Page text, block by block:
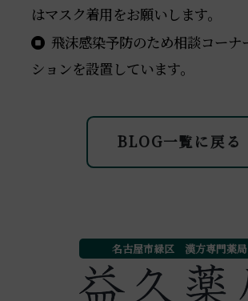
はマスク着用をお願いします。
飛沫感染予防のため相談コーナ
ションを設置しています。
BLOG一覧に戻る
名古屋市緑区 漢方専門薬局